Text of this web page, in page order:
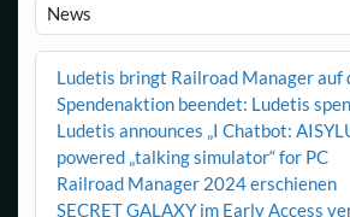
News
Ludetis bringt Railroad Manager auf
Spendenaktion beendet: Ludetis
Ludetis announces „I Chatbot:
powered „talking simulator“ for PC
Railroad Manager 2024 erschienen
SECRET GALAXY im Early Access